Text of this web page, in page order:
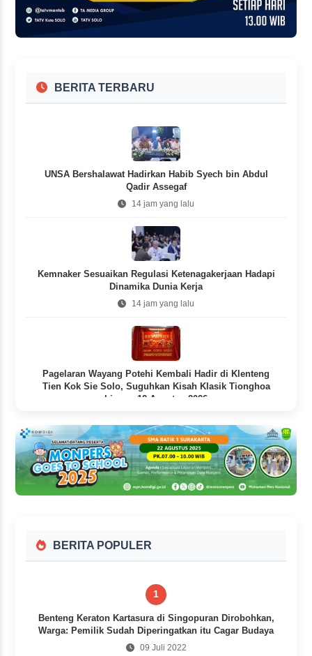
BERITA TERBARU
UNSA Bershalawat Hadirkan Habib Syech bin Abdul
Qadir Assegaf
14 jam yang lalu
Kemnaker Sesuaikan Regulasi Ketenagakerjaan Hadapi
Dinamika Dunia Kerja
14 jam yang lalu
Pagelaran Wayang Potehi Kembali Hadir di Klenteng
Tien Kok Sie Solo, Suguhkan Kisah Klasik Tionghoa
hingga 12 Agustus 2026
BERITA POPULER
1
Benteng Keraton Kartasura di Singopuran Dirobohkan,
Warga: Pemilik Sudah Diperingatkan itu Cagar Budaya
09 Juli 2022